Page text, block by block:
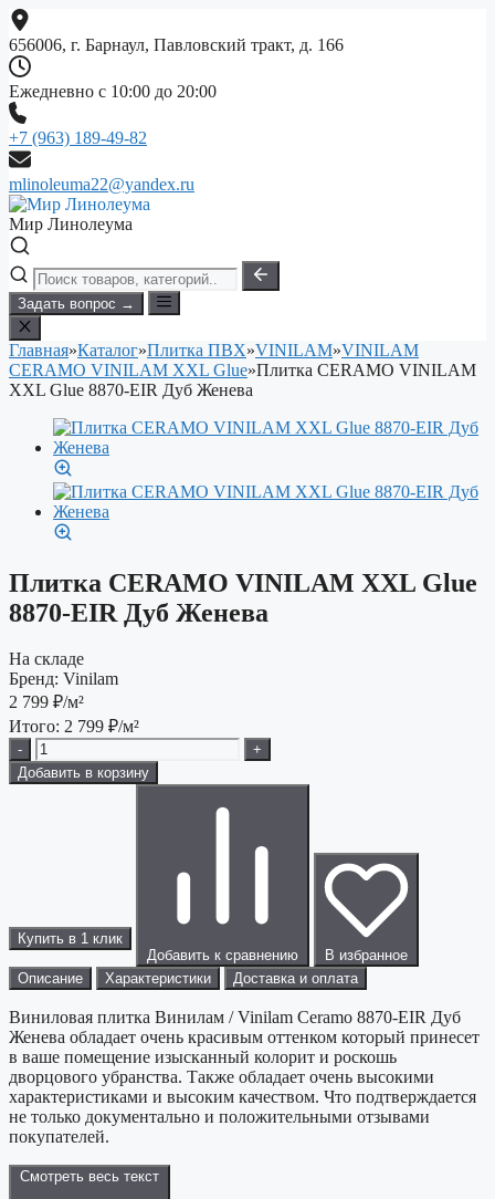
Перейти
к
содержимому
656006, г. Барнаул, Павловский тракт, д. 166
Ежедневно с 10:00 до 20:00
+7 (963) 189-49-82
mlinoleuma22@yandex.ru
Мир Линолеума
Задать вопрос →
Главная»Каталог»Плитка ПВХ»VINILAM»VINILAM
CERAMO VINILAM XXL Glue»Плитка CERAMO VINILAM
XXL Glue 8870-EIR Дуб Женева
Плитка CERAMO VINILAM XXL Glue
8870-EIR Дуб Женева
На складе
Бренд: Vinilam
2 799 ₽/м²
Итого: 2 799 ₽/м²
-
+
Добавить в корзину
Купить в 1 клик
Добавить к сравнению
В избранное
Описание
Характеристики Доставка и оплата
Виниловая плитка Винилам / Vinilam Ceramo 8870-EIR Дуб
Женева обладает очень красивым оттенком который принесет
в ваше помещение изысканный колорит и роскошь
дворцового убранства. Также обладает очень высокими
характеристиками и высоким качеством. Что подтверждается
не только документально и положительными отзывами
покупателей.
Смотреть весь текст